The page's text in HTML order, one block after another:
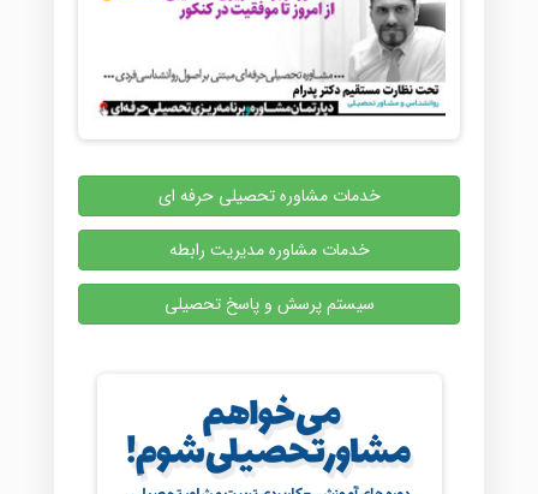
خدمات مشاوره تحصیلی حرفه ای
خدمات مشاوره مدیریت رابطه
سیستم پرسش و پاسخ تحصیلی